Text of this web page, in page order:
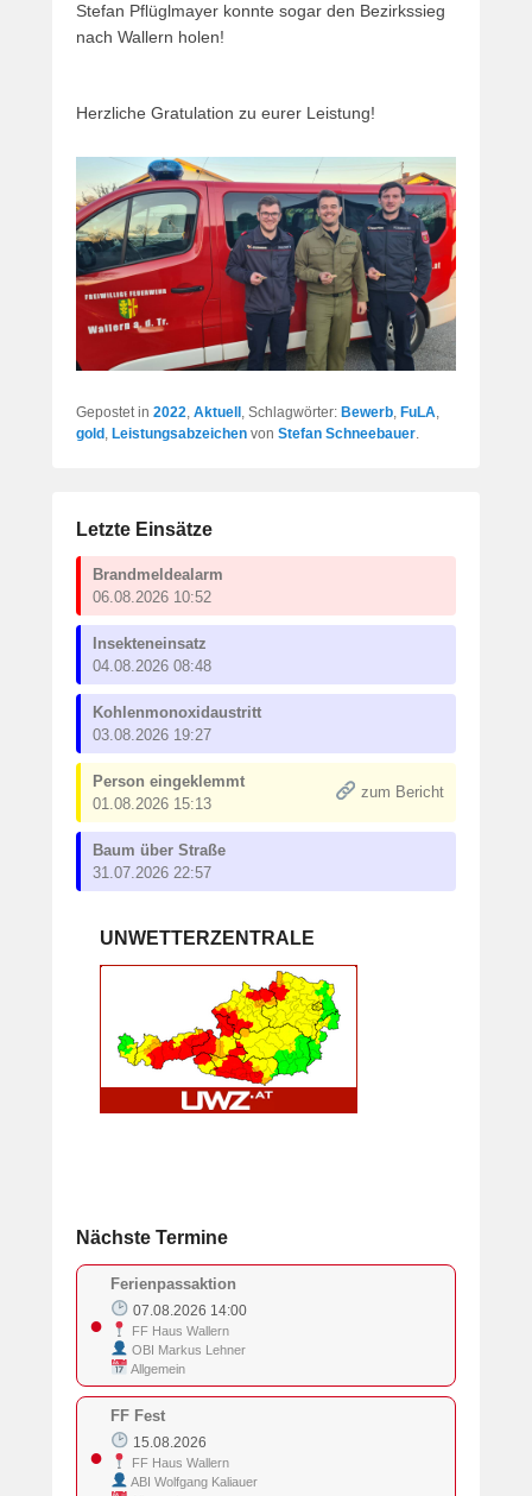
Stefan Pflüglmayer konnte sogar den Bezirkssieg
nach Wallern holen!
Herzliche Gratulation zu eurer Leistung!
Gepostet in 2022 Aktuell , Schlagwörter: Bewerb FuLA
gold Leistungsabzeichen von Stefan Schneebauer
Letzte Einsätze
Brandmeldealarm
06.08.2026 10:52
Insekteneinsatz
04.08.2026 08:48
Kohlenmonoxidaustritt
03.08.2026 19:27
Person eingeklemmt
01.08.2026 15:13
zum Bericht
Baum über Straße
31.07.2026 22:57
UNWETTERZENTRALE
Nächste Termine
●
Ferienpassaktion
07.08.2026 14:00
FF Haus Wallern
OBI Markus Lehner
Allgemein
●
FF Fest
15.08.2026
FF Haus Wallern
ABI Wolfgang Kaliauer